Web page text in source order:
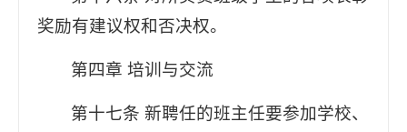
奖励有建议权和否决权。
第四章 培训与交流
第十七条 新聘任的班主任要参加学校、